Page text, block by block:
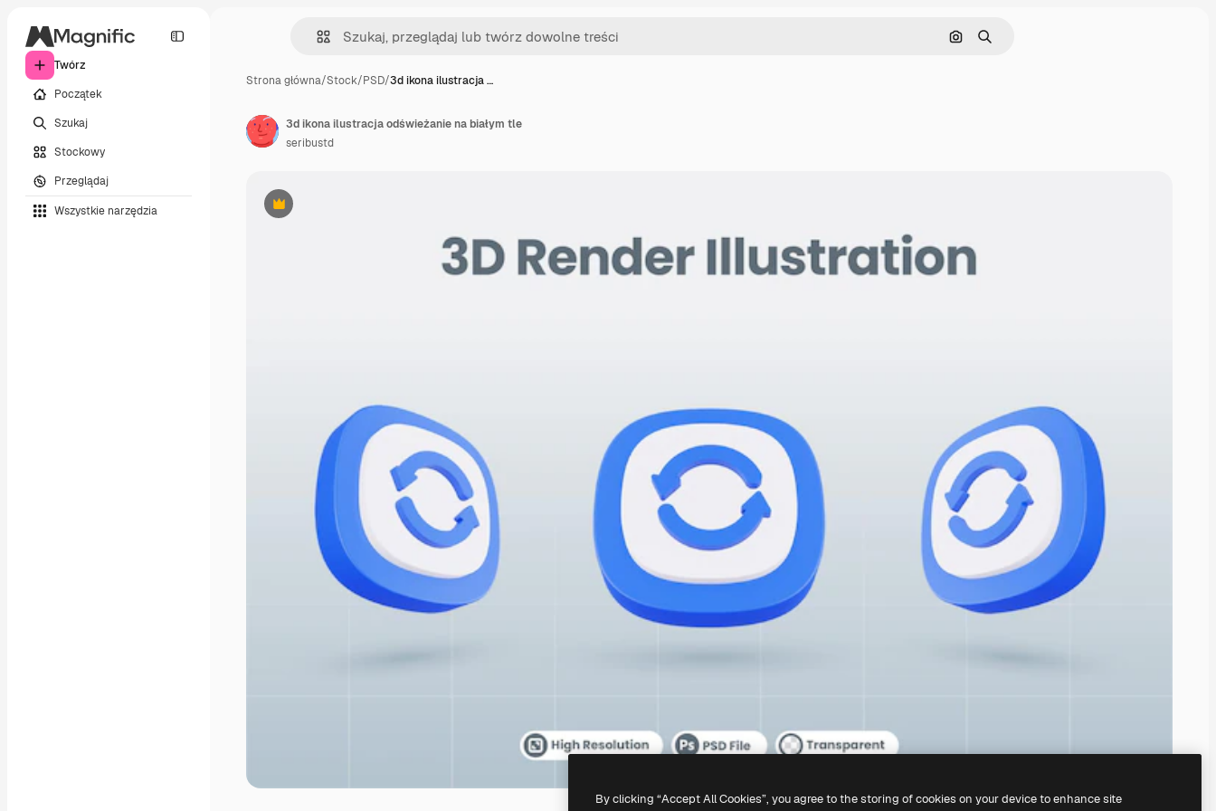
Twórz
Początek
Szukaj
Stockowy
Przeglądaj
Wszystkie narzędzia
Szukaj według obrazu
Szukaj
Strona główna/Stock/PSD/3d ikona ilustracja …
Premium
3d ikona ilustracja odświeżanie na białym tle
seribustd
By clicking “Accept All Cookies”, you agree to the storing of cookies on your device to enhance site